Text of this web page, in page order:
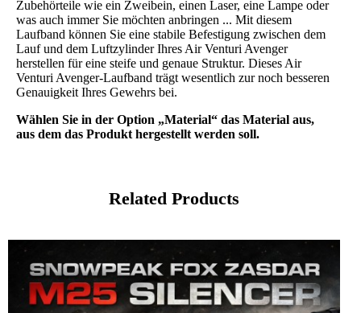
Zubehörteile wie ein Zweibein, einen Laser, eine Lampe oder
was auch immer Sie möchten anbringen ... Mit diesem
Laufband können Sie eine stabile Befestigung zwischen dem
Lauf und dem Luftzylinder Ihres Air Venturi Avenger
herstellen für eine steife und genaue Struktur. Dieses Air
Venturi Avenger-Laufband trägt wesentlich zur noch besseren
Genauigkeit Ihres Gewehrs bei.
Wählen Sie in der Option „Material“ das Material aus,
aus dem das Produkt hergestellt werden soll.
Related Products